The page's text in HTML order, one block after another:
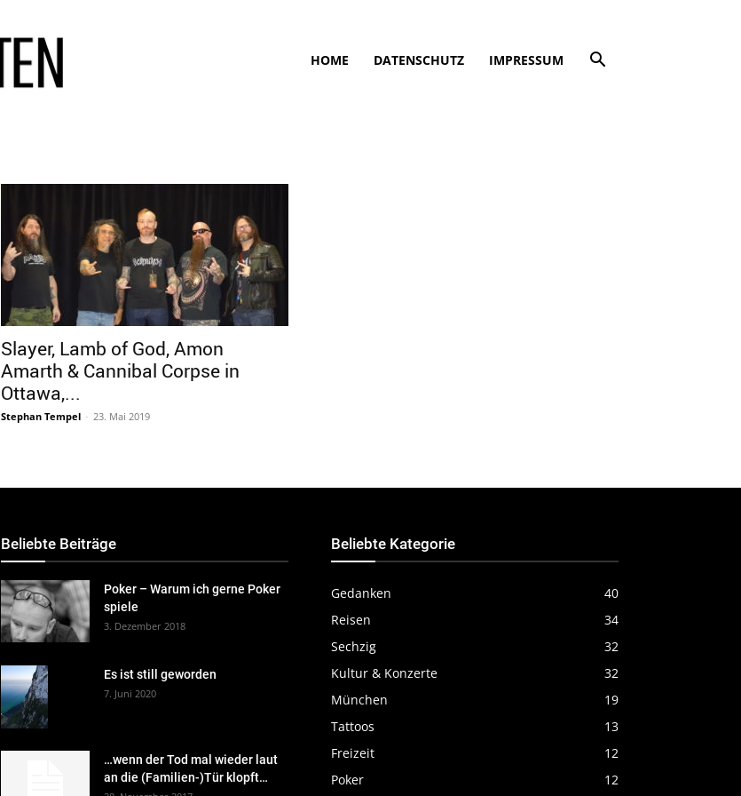
HOME DATENSCHUTZ IMPRESSUM
Slayer, Lamb of God, Amon
Amarth & Cannibal Corpse in
Ottawa,...
Stephan Tempel - 23. Mai 2019
Beliebte Beiträge
Poker – Warum ich gerne Poker
spiele
3. Dezember 2018
Es ist still geworden
7. Juni 2020
…wenn der Tod mal wieder laut
an die (Familien-)Tür klopft…
Beliebte Kategorie
Gedanken
40
Reisen
34
Sechzig
32
Kultur & Konzerte
32
München
19
Tattoos
13
Freizeit
12
Poker
12